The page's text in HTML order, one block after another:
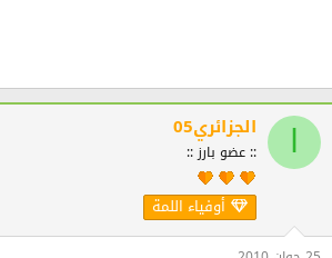
غالية بزااااااااااااااف في الدنيا
التي لا تنتهي و في الآخرة
الجزائري05
:: عضو بارز ::
أوفياء اللمة